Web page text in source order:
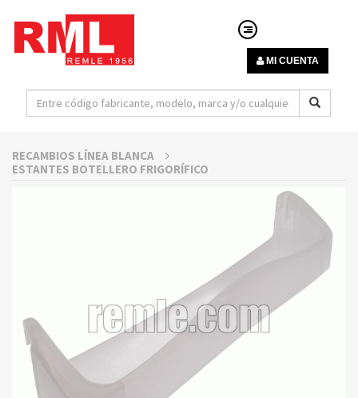
MI CUENTA
RECAMBIOS LÍNEA BLANCA
ESTANTES BOTELLERO FRIGORÍFICO